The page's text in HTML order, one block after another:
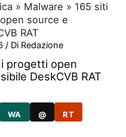
» Malware » 165 siti
source e
RAT
/ Di Redazione
progetti open
DeskCVB RAT
WA @ RT